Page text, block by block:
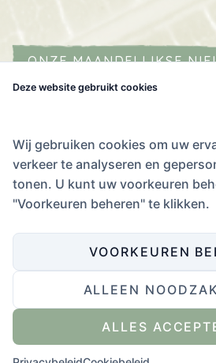
ONZE MAANDELIJKSE
stem
in
Ik stem in met hetPrivacybeleid.
Website ontwikkeling door Eenvoud,
Deze website gebruikt cookies
Wij gebruiken cookies om uw
verkeer te analyseren en
tonen. U kunt uw voorkeuren
"Voorkeuren beheren" te klikken.
VOORKEUREN
ALLEEN
ALLES